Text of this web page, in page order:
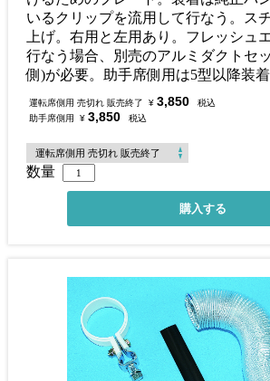
いるクリップを流用して行なう。ス
上げ。右用と左用あり。フレッシュ
行なう場合、別売のアルミダクトセ
側)が必要。助手席側用は5型以降装着
運転席側用 売切れ 販売終了 ¥ 3,850
税込
助手席側用
¥ 3,850 税込
数量